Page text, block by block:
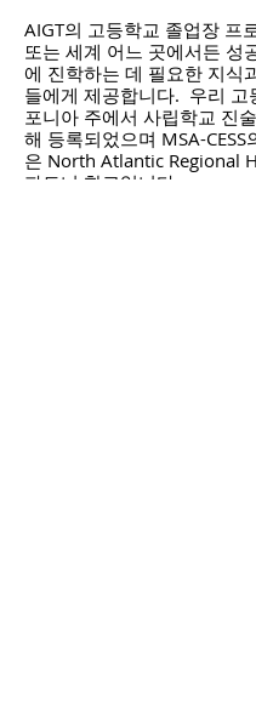
AIGT의 고등학교 졸업장 프
또는 세계 어느 곳에서든 성
에 진학하는 데 필요한 지식
들에게 제공합니다. 우리 고
포니아 주에서 사립학교 진술
해 등록되었으며 MSA-CESS
은 North Atlantic Regional
파트너 학교입니다.